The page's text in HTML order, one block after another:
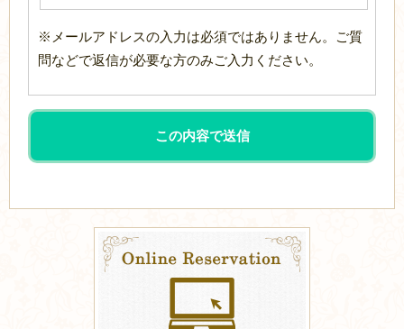
※メールアドレスの入力は必須ではありません。ご質
問などで返信が必要な方のみご入力ください。